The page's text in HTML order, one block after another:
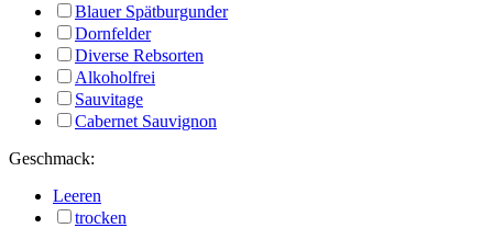
Blauer Spätburgunder
Dornfelder
Diverse Rebsorten
Alkoholfrei
Sauvitage
Cabernet Sauvignon
Geschmack:
Leeren
trocken